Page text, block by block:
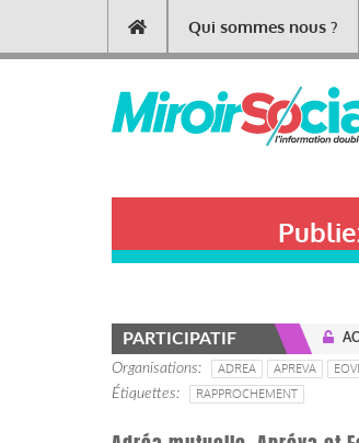
contenu
Main
navigation
Qui sommes nous ?
PARTICIPATIF
Organisations ADREA APREVA
Étiquettes
RAPPROCHEMENT